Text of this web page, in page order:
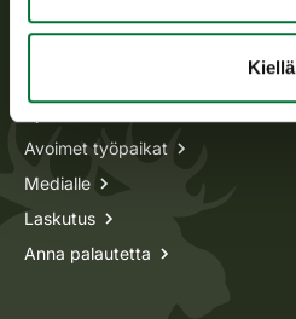
Kiellä
Avoimet työpaikat
Medialle
Laskutus
Anna palautetta